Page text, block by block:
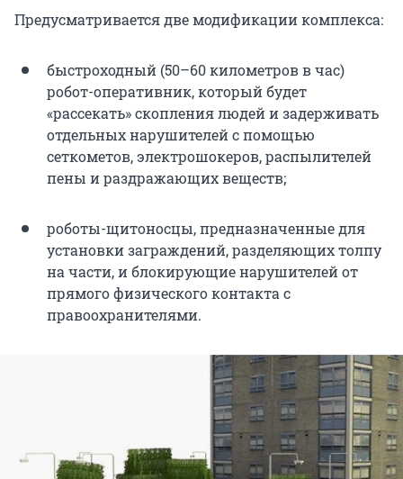
Предусматривается две модификации комплекса:
быстроходный (50–60 километров в час)
робот-оперативник, который будет
«рассекать» скопления людей и задерживать
отдельных нарушителей с помощью
сеткометов, электрошокеров, распылителей
пены и раздражающих веществ;
роботы-щитоносцы, предназначенные для
установки заграждений, разделяющих толпу
на части, и блокирующие нарушителей от
прямого физического контакта с
правоохранителями.